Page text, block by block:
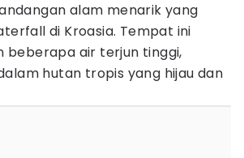
alam menarik yang
di Kroasia. Tempat ini
beberapa air terjun tinggi,
hutan tropis yang hijau dan